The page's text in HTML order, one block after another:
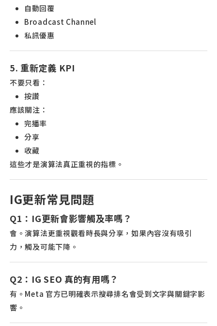
自動回覆
Broadcast Channel
私訊優惠
5. 重新定義 KPI
不要只看：
按讚
應該關注：
完播率
分享
收藏
這些才是演算法真正重視的指標。
IG更新常見問題
Q1：IG更新會影響觸及率嗎？
會。演算法更重視觀看時長與分享，如果內容沒有吸引
力，觸及可能下降。
Q2：IG SEO 真的有用嗎？
有。Meta 官方已明確表示搜尋排名會受到文字與關鍵字影
響。